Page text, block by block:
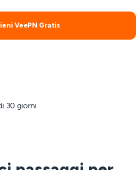
VeePN Gratis
30 giorni